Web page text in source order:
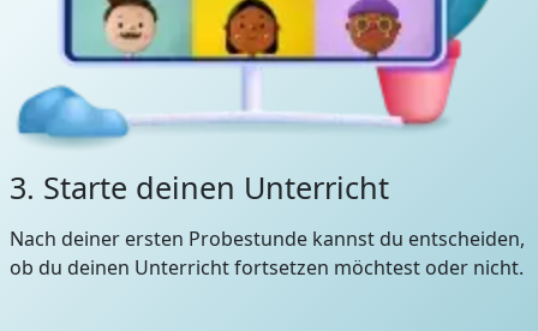
3. Starte deinen Unterricht
Nach deiner ersten Probestunde kannst du entscheiden,
ob du deinen Unterricht fortsetzen möchtest oder nicht.